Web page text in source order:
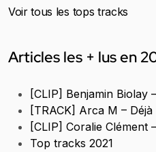
Voir tous les tops tracks
Articles les + lus en
[CLIP] Benjamin Biolay
[TRACK] Arca M – Déjà
[CLIP] Coralie Clément
Top tracks 2021